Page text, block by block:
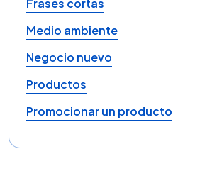
Frases cortas
Medio ambiente
Negocio nuevo
Productos
Promocionar un producto